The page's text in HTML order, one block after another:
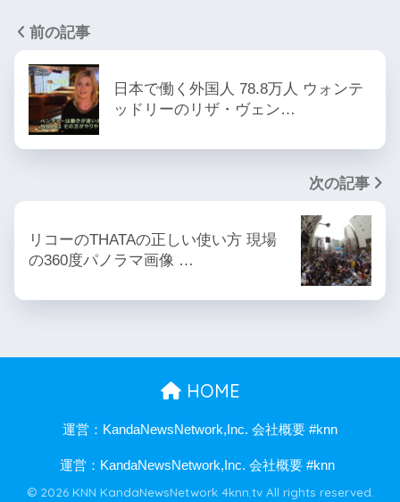
前の記事
日本で働く外国人 78.8万人 ウォンテ
ッドリーのリザ・ヴェン…
次の記事
リコーのTHATAの正しい使い方 現場
の360度パノラマ画像 …
HOME
運営：KandaNewsNetwork,Inc. 会社概要 #knn
運営：KandaNewsNetwork,Inc. 会社概要 #knn
© 2026 KNN KandaNewsNetwork 4knn.tv All rights reserved.